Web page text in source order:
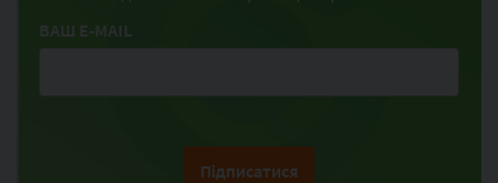
ВАШ E-MAIL
Підписатися